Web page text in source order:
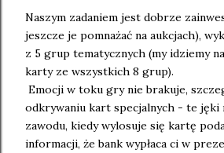
Naszym zadaniem jest dobrze
jeszcze je pomnażać na aukcjach),
z 5 grup tematycznych (my idziemy
karty ze wszystkich 8 grup).
Emocji w toku gry nie brakuje,
odkrywaniu kart specjalnych - te jęki
zawodu, kiedy wylosuje się kartę
informacji, że bank wypłaca ci w